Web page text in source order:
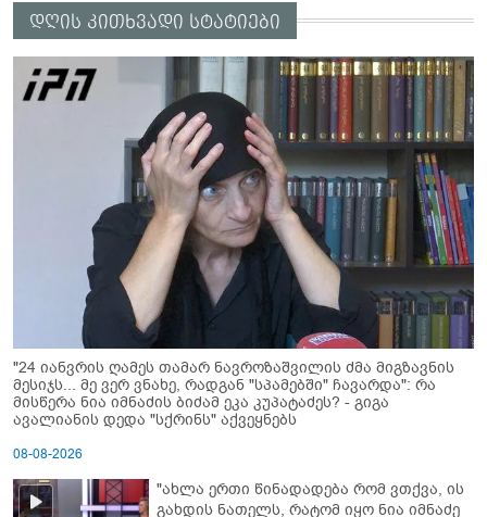
დღის კითხვადი სტატიები
"24 იანვრის ღამეს თამარ ნავროზაშვილის ძმა მიგზავნის
მესიჯს... მე ვერ ვნახე, რადგან "სპამებში" ჩავარდა": რა
მისწერა ნია იმნაძის ბიძამ ეკა კუპატაძეს? - გიგა
ავალიანის დედა "სქრინს" აქვეყნებს
08-08-2026
"ახლა ერთი წინადადება რომ ვთქვა, ის
გახდის ნათელს, რატომ იყო ნია იმნაძე